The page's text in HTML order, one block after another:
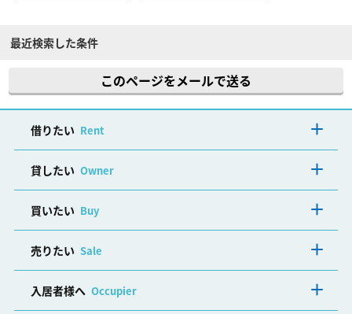
最近検索した条件
このページをメールで送る
借りたい Rent
貸したい Owner
買いたい Buy
売りたい Sale
入居者様へ Occupier